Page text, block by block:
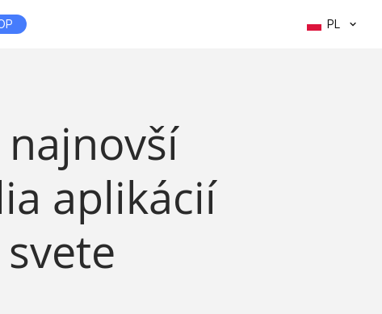
PL
aplikácií